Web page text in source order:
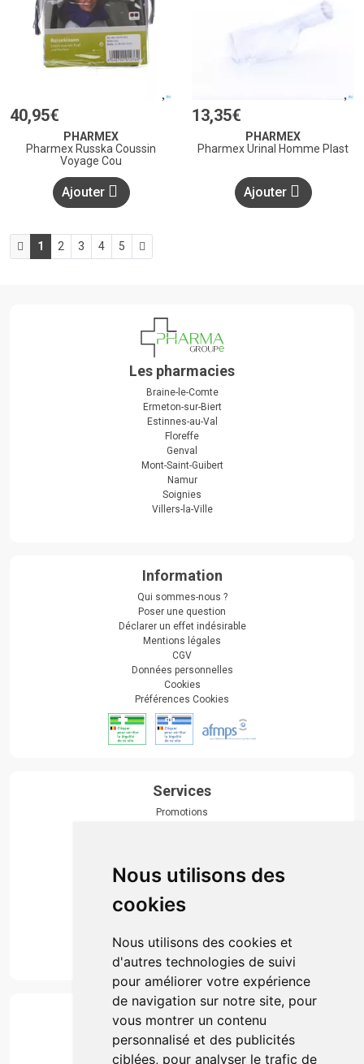
Nous utilisons des
cookies
Nous utilisons des cookies et
d'autres technologies de suivi
pour améliorer votre expérience
de navigation sur notre site, pour
vous montrer un contenu
personnalisé et des publicités
ciblées, pour analyser le trafic de
40,95€
PHARMEX
Pharmex Russka Coussin
Voyage Cou
Ajouter
13,35€
PHARMEX
Pharmex Urinal Homme Plast
Ajouter
1 2 3 4 5
Les pharmacies
Braine-le-Comte
Ermeton-sur-Biert
Estinnes-au-Val
Floreffe
Genval
Mont-Saint-Guibert
Namur
Soignies
Villers-la-Ville
Information
Qui sommes-nous ?
Poser une question
Déclarer un effet indésirable
Mentions légales
CGV
Données personnelles
Cookies
Préférences Cookies
Services
Promotions
Actualités & conseils
Événements
Marques
Suivez-nous
Paiement
Simple, rapide et 100% sécurisé